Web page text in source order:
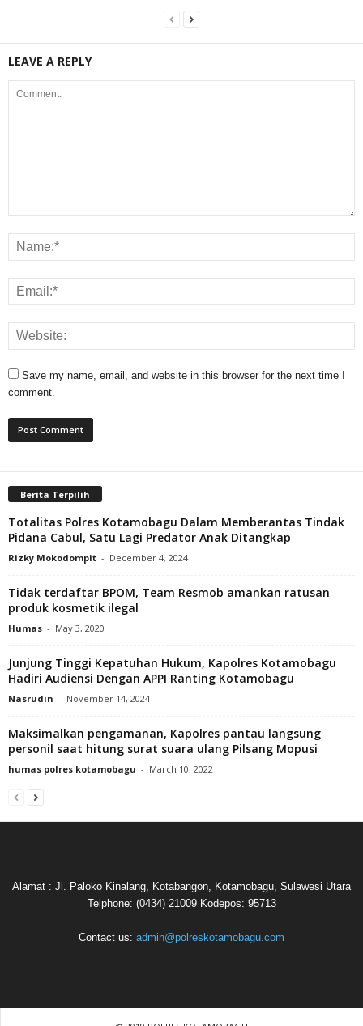
LEAVE A REPLY
Save my name, email, and website in this browser for the next time I
comment.
Berita Terpilih
Totalitas Polres Kotamobagu Dalam Memberantas Tindak
Pidana Cabul, Satu Lagi Predator Anak Ditangkap
Rizky Mokodompit - December 4, 2024
Tidak terdaftar BPOM, Team Resmob amankan ratusan
produk kosmetik ilegal
Humas - May 3, 2020
Junjung Tinggi Kepatuhan Hukum, Kapolres Kotamobagu
Hadiri Audiensi Dengan APPI Ranting Kotamobagu
Nasrudin - November 14, 2024
Maksimalkan pengamanan, Kapolres pantau langsung
personil saat hitung surat suara ulang Pilsang Mopusi
humas polres kotamobagu - March 10, 2022
Alamat : Jl. Paloko Kinalang, Kotabangon, Kotamobagu, Sulawesi Utara
Telphone: (0434) 21009 Kodepos: 95713
Contact us: admin@polreskotamobagu.com